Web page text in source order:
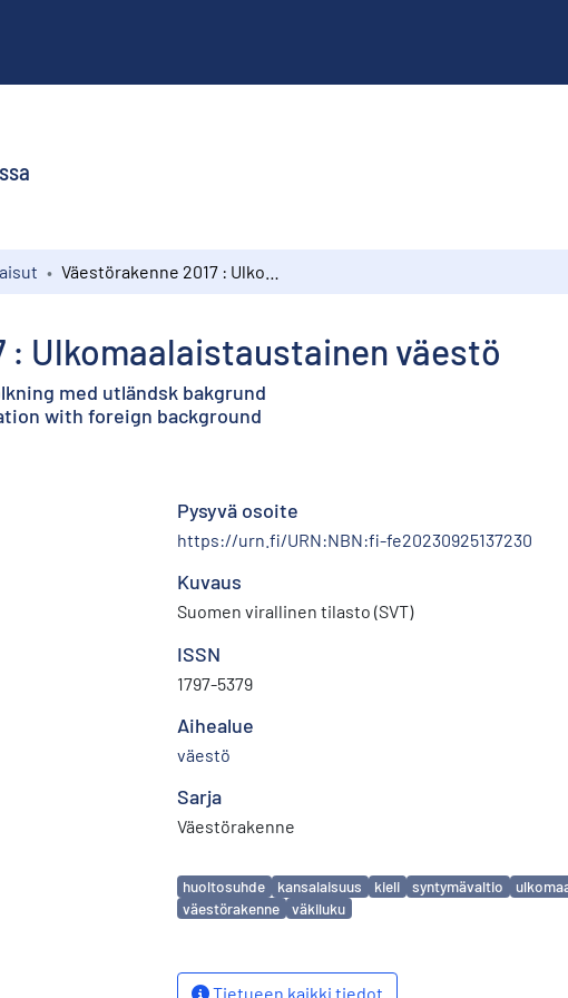
: Ulkomaalaistaustainen väestö
med utländsk bakgrund
with foreign background
Pysyvä osoite
https://urn.fi/URN:NBN:fi-fe20230925137230
Kuvaus
Suomen virallinen tilasto (SVT)
ISSN
1797-5379
Aihealue
väestö
Sarja
Väestörakenne
Avainsanat
huoltosuhde kansalaisuus kieli syntymävaltio
väestörakenne
väkiluku
Tietueen kaikki tiedot